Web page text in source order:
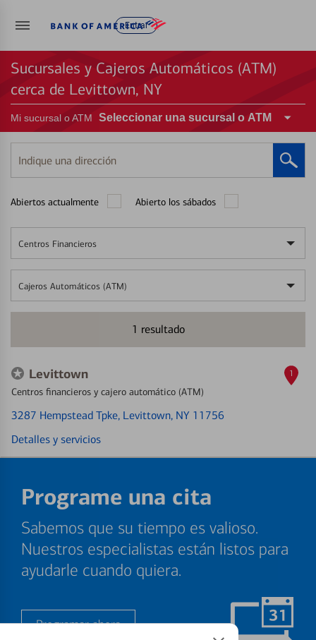
Entrar
Sucursales y Cajeros Automáticos (ATM)
cerca de Levittown, NY
Mi sucursal o ATM Seleccionar una sucursal o ATM
Indique
una
Abiertos actualmente Abierto los sábados
Centros Financieros
Cajeros Automáticos (ATM)
1 resultado
Levittown
Centros financieros y cajero automático (ATM)
3287 Hempstead Tpke, Levittown, NY 11756
Detalles y servicios
1
Programe una cita
Sabemos que su tiempo es valioso.
Nuestros especialistas están listos para
ayudarle cuando quiera.
Programar ahora